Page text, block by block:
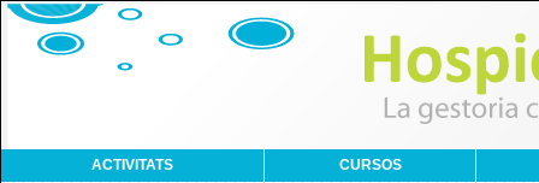
ACTIVITATS CURSOS